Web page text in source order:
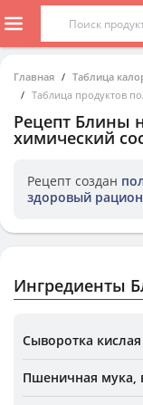
Главная
Таблица
Таблица продуктов
Рецепт Блины
химический
Рецепт создан
здоровый рацион
Ингредиенты
Сыворотка кислая
Пшеничная мука,